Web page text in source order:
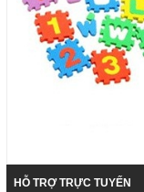
HỖ TRỢ TRỰC TUYẾN